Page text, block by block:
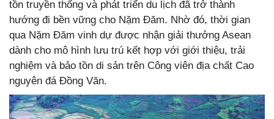
tồn truyền thống và phát triển du lịch đã trở thành
hướng đi bền vững cho Nặm Đăm. Nhờ đó, thời gian
qua Nặm Đăm vinh dự được nhận giải thưởng Asean
dành cho mô hình lưu trú kết hợp với giới thiệu, trải
nghiệm và bảo tồn di sản trên Công viên địa chất Cao
nguyên đá Đồng Văn.